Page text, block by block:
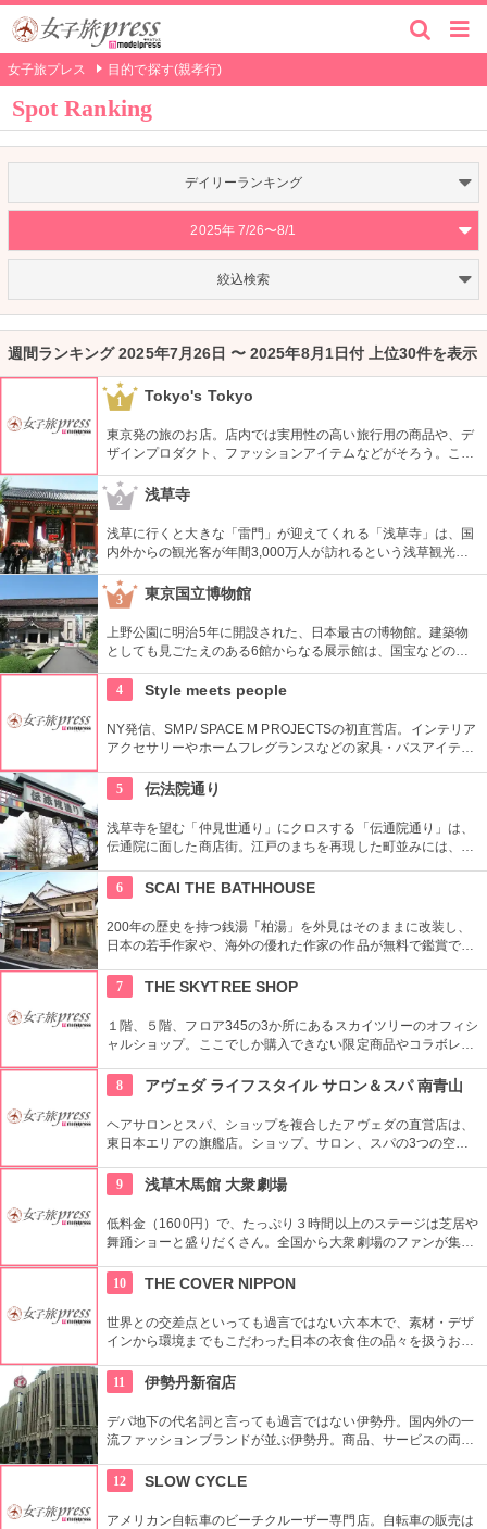
女子旅プレス 目的で探す(親孝行)
Spot Ranking
デイリーランキング
2025年 7/26〜8/1
絞込検索
週間ランキング 2025年7月26日 〜 2025年8月1日付 上位30件を表示
1 Tokyo's Tokyo
東京発の旅のお店。店内では実用性の高い旅行用の商品や、デ
ザインプロダクト、ファッションアイテムなどがそろう。これ
らの商品はお土産などをキーワードに、地域ごとにセグメント
されている。
2 浅草寺
浅草に行くと大きな「雷門」が迎えてくれる「浅草寺」は、国
内外からの観光客が年間3,000万人が訪れるという浅草観光一
番の名所。地元の方からも「観音様」の愛称で親しまれている
都内最古の名刹です。
3 東京国立博物館
上野公園に明治5年に開設された、日本最古の博物館。建築物
としても見ごたえのある6館からなる展示館は、国宝などの歴
史資料や日本やアジアの美術品など約11万点が所蔵されていま
す。オリジナルグッズを販売するミュージアムショップや食事
4 Style meets people
NY発信、SMP/ SPACE M PROJECTSの初直営店。インテリア
アクセサリーやホームフレグランスなどの家具・バスアイテム
デザインはデザイナーやアーティストに頼むことによって洗練
されたものとなっている。
5 伝法院通り
浅草寺を望む「仲見世通り」にクロスする「伝通院通り」は、
伝通院に面した商店街。江戸のまちを再現した町並みには、屋
あります。多彩なお店が並んでいて、買い物や食事も楽しめま
す。
6 SCAI THE BATHHOUSE
200年の歴史を持つ銭湯「柏湯」を外見はそのままに改装し、
日本の若手作家や、海外の優れた作家の作品が無料で鑑賞でき
7
THE SKYTREE SHOP
１階、５階、フロア345の3か所にあるスカイツリーのオフィシ
ャルショップ。ここでしか購入できない限定商品やコラボレー
日本一高いところでの購入として記念に残る思い出に！
8 アヴェダ ライフスタイル サロン＆スパ 南青山
ヘアサロンとスパ、ショップを複合したアヴェダの直営店は、
東日本エリアの旗艦店。ショップ、サロン、スパの3つの空間
豊かな時間の中、リラックスしてお過ごしいただけます。
9 浅草木馬館 大衆劇場
低料金（1600円）で、たっぷり３時間以上のステージは芝居や
舞踊ショーと盛りだくさん。全国から大衆劇場のファンが集ま
りが飛ぶ。
10 THE COVER NIPPON
世界との交差点といっても過言ではない六本木で、素材・デザ
インから環境までもこだわった日本の衣食住の品々を扱うお
を感じてみよう！
11 伊勢丹新宿店
デパ地下の代名詞と言っても過言ではない伊勢丹。国内外の一
流ファッションブランドが並ぶ伊勢丹。商品、サービスの両面
とメンズ館があり、百貨店業界では衣料品の売上高日本一を誇
っている。
12 SLOW CYCLE
アメリカン自転車のビーチクルーザー専門店。自転車の販売は